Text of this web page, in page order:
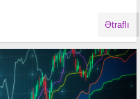
Ətraflı